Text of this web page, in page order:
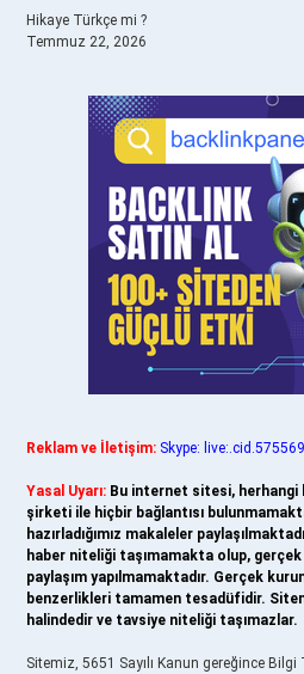
Hikaye Türkçe mi ?
Temmuz 22, 2026
Reklam ve İletişim: Skype:
Yasal Uyarı: Bu internet sitesi, herhangi
şirketi ile hiçbir bağlantısı
hazırladığımız makaleler
haber niteliği taşımamakta olup,
paylaşım yapılmamaktadır. Gerçek
benzerlikleri tamamen tesadüfidir.
halindedir ve tavsiye niteliği taşımazlar.
Sitemiz, 5651 Sayılı Kanun gereğince